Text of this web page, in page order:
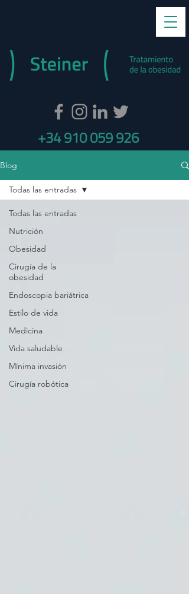
+34 910 059 926
Blog
Todas las entradas
Nutrición
Obesidad
Cirugía de la
obesidad
Endoscopia bariátrica
Estilo de vida
Medicina
Vida saludable
Mínima invasión
Cirugía robótica
Todas las entradas